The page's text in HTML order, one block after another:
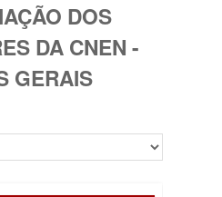
DOS
DA CNEN -
GERAIS